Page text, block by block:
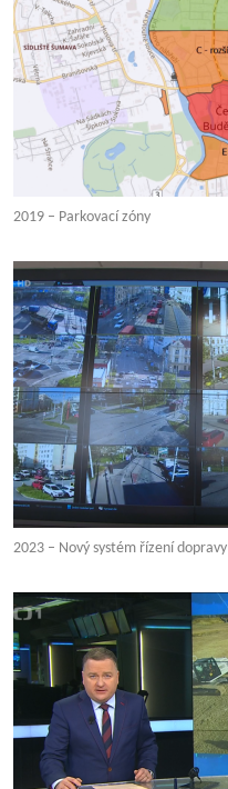
2019 – Parkovací zóny
2023 – Nový systém řízení dopravy